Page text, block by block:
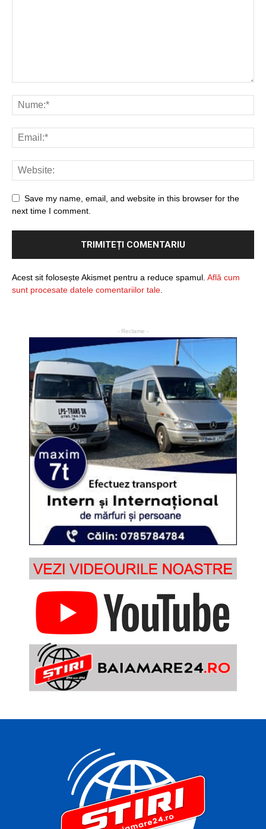
Save my name, email, and website in this browser for the
next time I comment.
Acest sit folosește Akismet pentru a reduce spamul. Află cum
sunt procesate datele comentariilor tale
- Reclame -